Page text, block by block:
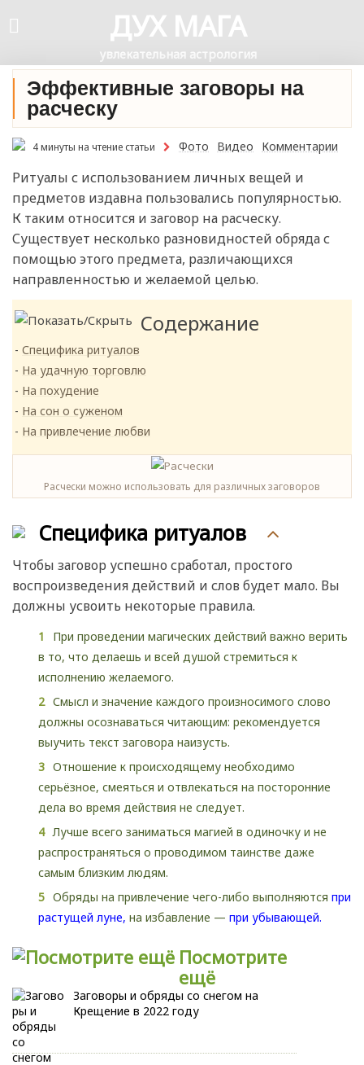
ДУХ МАГА
увлекательная астрология
Эффективные заговоры на
расческу
4 минуты на чтение статьи Фото Видео Комментарии
Ритуалы с использованием личных вещей и
предметов издавна пользовались популярностью.
К таким относится и заговор на расческу.
Существует несколько разновидностей обряда с
помощью этого предмета, различающихся
направленностью и желаемой целью.
Содержание
Специфика ритуалов
На удачную торговлю
На похудение
На сон о суженом
На привлечение любви
Расчески можно использовать для различных заговоров
Специфика ритуалов
Чтобы заговор успешно сработал, простого
воспроизведения действий и слов будет мало. Вы
должны усвоить некоторые правила.
При проведении магических действий важно верить
в то, что делаешь и всей душой стремиться к
исполнению желаемого.
Смысл и значение каждого произносимого слово
должны осознаваться читающим: рекомендуется
выучить текст заговора наизусть.
Отношение к происходящему необходимо
серьёзное, смеяться и отвлекаться на посторонние
дела во время действия не следует.
Лучше всего заниматься магией в одиночку и не
распространяться о проводимом таинстве даже
самым близким людям.
Обряды на привлечение чего-либо выполняются при
растущей луне, на избавление — при убывающей.
Посмотрите
ещё
Заговоры и обряды со снегом на
Крещение в 2022 году